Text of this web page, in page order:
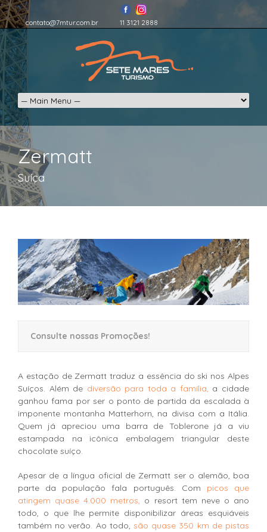
contato@7mtur.com.br 11 3121 2888
Zermatt
Suíça
Consulte nossas Promoções!
A estação de Zermatt traduz a essência do ski nos Alpes
Suíços. Além de diversão para toda a família, a cidade
ganhou fama por ser o ponto de partida da escalada à
imponente montanha Matterhorn, na divisa com a Itália.
Quem já apreciou uma barra de Toblerone já a viu
estampada na icônica embalagem triangular deste
chocolate suíço.
Apesar de a língua oficial de Zermatt ser o alemão, boa
parte da população fala português. Com picos que
atingem quase 4.000 metros, o resort tem neve o ano
todo, o que lhe permite disponibilizar áreas esquiáveis
também no verão. Ao todo, são quase 350 km de pistas